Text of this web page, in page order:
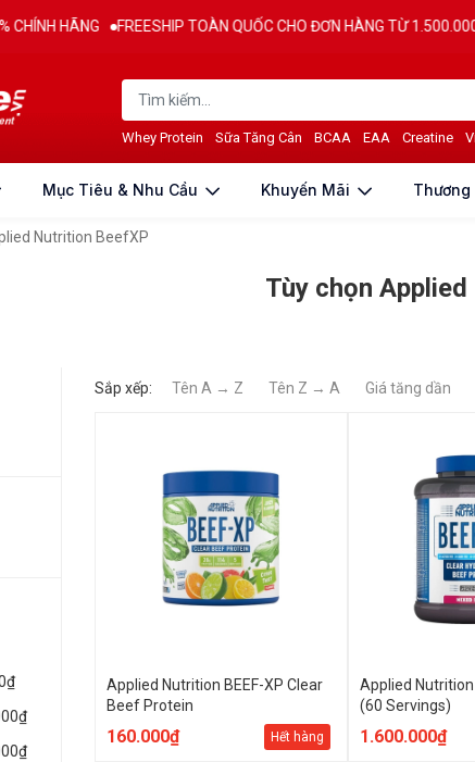
HÃNG FREESHIP TOÀN QUỐC CHO ĐƠN HÀNG TỪ 1.500.000Đ
Whey Protein Sữa Tăng Cân BCAA EAA Creatine
Mục Tiêu & Nhu Cầu Khuyến Mãi Thương
Nutrition BeefXP
Tùy chọn
Sắp xếp: Tên A → Z Tên Z → A Giá tăng dần
Applied Nutrition BEEF-XP Clear
Beef Protein
160.000₫ Hết hàng
Applied Nutrition
(60 Servings)
1.600.000₫